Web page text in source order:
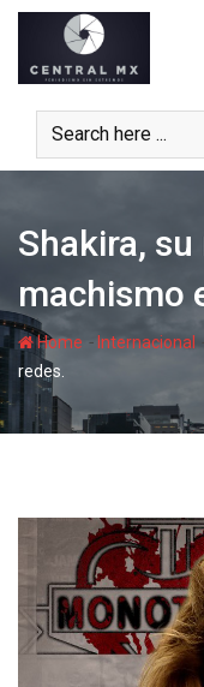
Skip
content
Shakira,
machismo
Home - Internacional
redes.